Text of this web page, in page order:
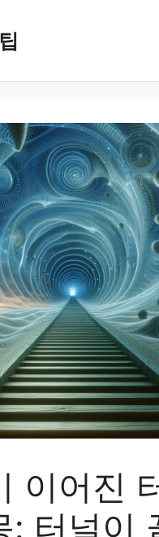
이어진
: 터널이